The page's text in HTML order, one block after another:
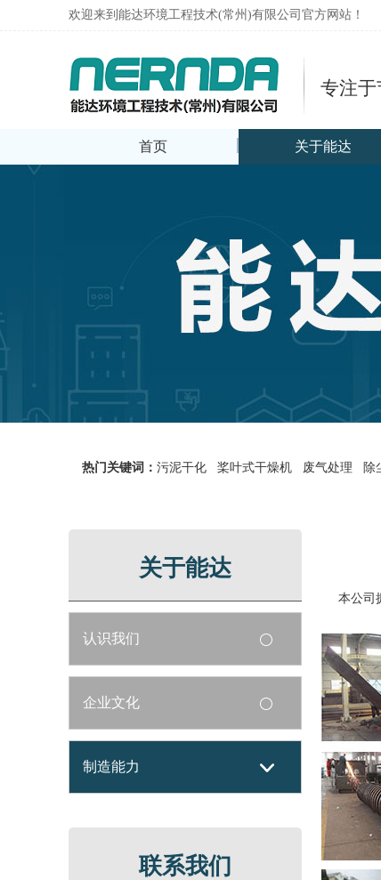
欢迎来到能达环境工程技术(常州)有限公司官方网站！
专注
首页 关于能达
热门关键词： 污泥干化 桨叶式干燥机 废气处理 除
关于能达
认识我们
企业文化
制造能力
联系我们
本公司拥